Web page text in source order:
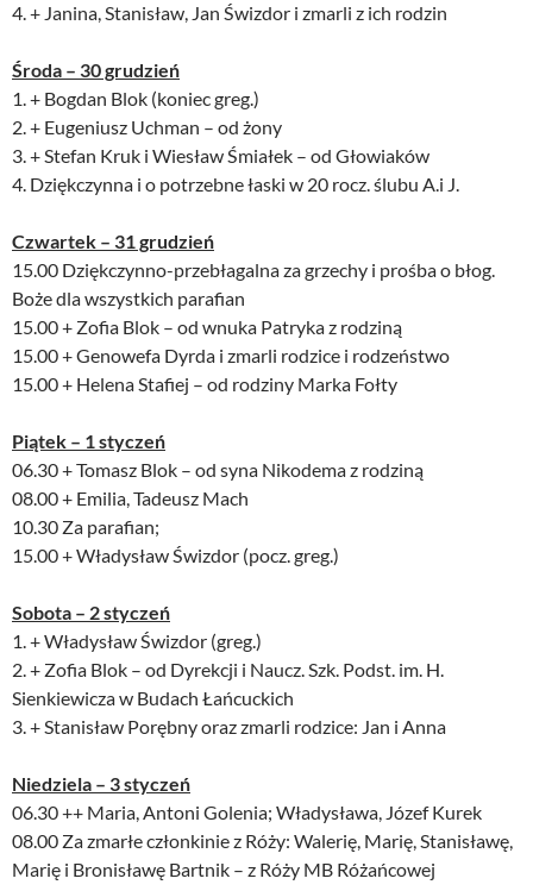
4. + Janina, Stanisław, Jan Świzdor i zmarli z ich rodzin
Środa – 30 grudzień
1. + Bogdan Blok (koniec greg.)
2. + Eugeniusz Uchman – od żony
3. + Stefan Kruk i Wiesław Śmiałek – od Głowiaków
4. Dziękczynna i o potrzebne łaski w 20 rocz. ślubu A.i J.
Czwartek – 31 grudzień
15.00 Dziękczynno-przebłagalna za grzechy i prośba o błog.
Boże dla wszystkich parafian
15.00 + Zofia Blok – od wnuka Patryka z rodziną
15.00 + Genowefa Dyrda i zmarli rodzice i rodzeństwo
15.00 + Helena Stafiej – od rodziny Marka Fołty
Piątek – 1 styczeń
06.30 + Tomasz Blok – od syna Nikodema z rodziną
08.00 + Emilia, Tadeusz Mach
10.30 Za parafian;
15.00 + Władysław Świzdor (pocz. greg.)
Sobota – 2 styczeń
1. + Władysław Świzdor (greg.)
2. + Zofia Blok – od Dyrekcji i Naucz. Szk. Podst. im. H.
Sienkiewicza w Budach Łańcuckich
3. + Stanisław Porębny oraz zmarli rodzice: Jan i Anna
Niedziela – 3 styczeń
06.30 ++ Maria, Antoni Golenia; Władysława, Józef Kurek
08.00 Za zmarłe członkinie z Róży: Walerię, Marię, Stanisławę,
Marię i Bronisławę Bartnik – z Róży MB Różańcowej